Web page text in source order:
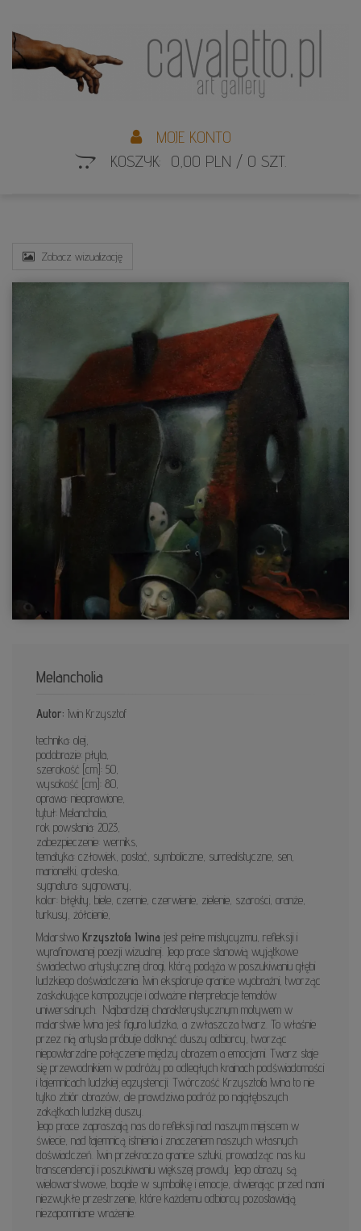
MOJE KONTO
KOSZYK: 0,00 PLN / 0 SZT.
Zobacz wizualizację
Melancholia
Autor: Iwin Krzysztof
technika: olej,
podobrazie: płyta,
szerokość [cm]: 50,
wysokość [cm]: 80,
oprawa: nieoprawione,
tytuł: Melancholia,
rok powstania: 2023,
zabezpieczenie: werniks,
tematyka: człowiek, postać, symboliczne, surrealistyczne, sen,
marionetki, groteska,
sygnatura: sygnowany,
kolor: błękity, biele, czernie, czerwienie, zielenie, szarości, oranże,
turkusy, żółcienie,
Malarstwo Krzysztofa Iwina jest pełne mistycyzmu, refleksji i
wyrafinowanej poezji wizualnej. Jego prace stanowią wyjątkowe
świadectwo artystycznej drogi, którą podąża w poszukiwaniu głębi
ludzkiego doświadczenia. Iwin eksploruje granice wyobraźni, tworząc
zaskakujące kompozycje i odważne interpretacje tematów
uniwersalnych. Najbardziej charakterystycznym motywem w
malarstwie Iwina jest figura ludzka, a zwłaszcza twarz. To właśnie
przez nią artysta próbuje dotknąć duszy odbiorcy, tworząc
niepowtarzalne połączenie między obrazem a emocjami. Twarz staje
się przewodnikiem w podróży po odległych krainach podświadomości
i tajemnicach ludzkiej egzystencji. Twórczość Krzysztofa Iwina to nie
tylko zbiór obrazów, ale prawdziwa podróż po najgłębszych
zakątkach ludzkiej duszy.
Jego prace zapraszają nas do refleksji nad naszym miejscem w
świecie, nad tajemnicą istnienia i znaczeniem naszych własnych
doświadczeń. Iwin przekracza granice sztuki, prowadząc nas ku
transcendencji i poszukiwaniu większej prawdy. Jego obrazy są
wielowarstwowe, bogate w symbolikę i emocje, otwierając przed nami
niezwykłe przestrzenie, które każdemu odbiorcy pozostawiają
niezapomniane wrażenie.